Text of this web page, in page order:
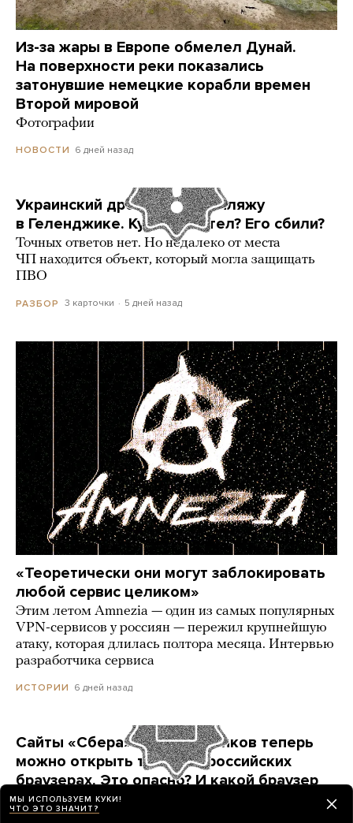
Из-за жары в Европе обмелел Дунай.
На поверхности реки показались
затонувшие немецкие корабли времен
Второй мировой
Фотографии
НОВОСТИ 6 дней назад
Украинский дрон попал по пляжу
в Геленджике. Куда он летел? Его сбили?
Точных ответов нет. Но недалеко от места
ЧП находится объект, который могла защищать
ПВО
РАЗБОР 3 карточки 5 дней назад
«Теоретически они могут заблокировать
любой сервис целиком»
Этим летом Amnezia — один из самых популярных
VPN-сервисов у россиян — пережил крупнейшую
атаку, которая длилась полтора месяца. Интервью
разработчика сервиса
ИСТОРИИ 6 дней назад
Сайты «Сбера» и других банков теперь
можно открыть только в российских
браузерах. Это опасно? И какой браузер
выбрать?
Короткая инструкция для тех, кто опасается
МЫ ИСПОЛЬЗУЕМ КУКИ!
ЧТО ЭТО ЗНАЧИТ?